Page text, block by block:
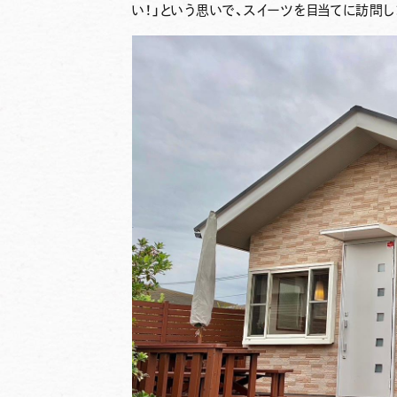
い！」という思いで、スイーツを目当てに訪問し